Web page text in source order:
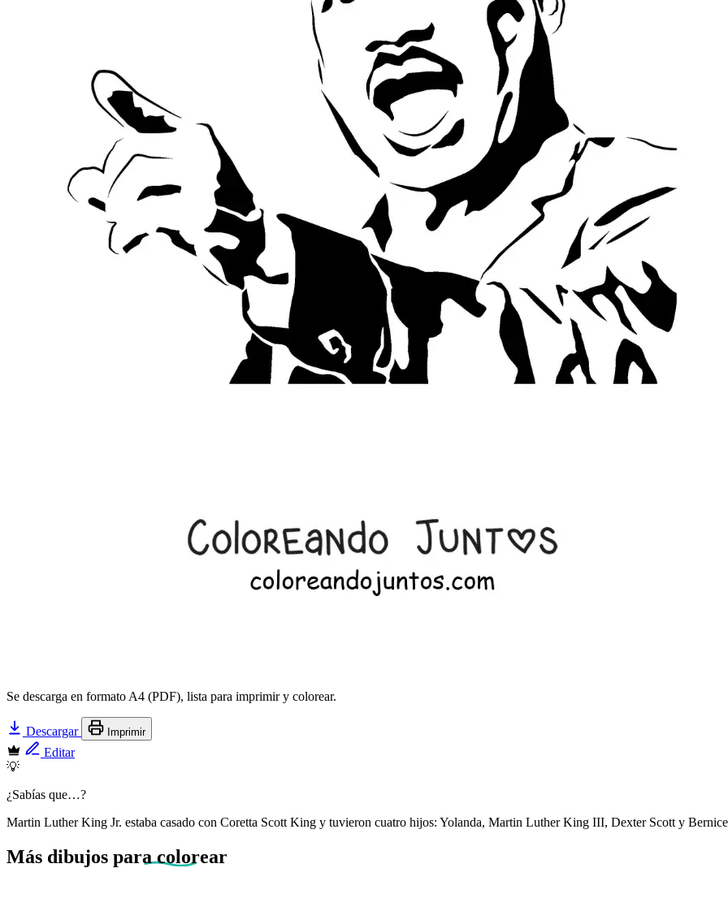
Se descarga en formato A4 (PDF), lista para imprimir y colorear.
Descargar Imprimir
Editar
💡
¿Sabías que…?
Martin Luther King Jr. estaba casado con Coretta Scott King y tuvieron cuatro hijos: Yolanda, Martin Luther King III, Dexter Scott y
Más dibujos para colorear